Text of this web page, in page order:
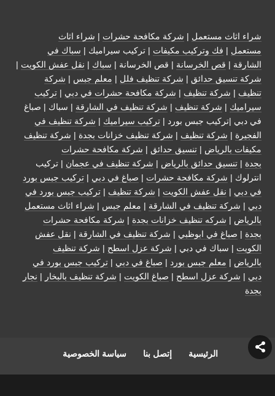
شراء اثاث مستعمل | شركة مكافحة حشرات | شراء اثاث
مستعمل | فك وتركيب مكيفات | تركيب سيراميك | سباك في
الشارقة | قص الخرسانة | قص الخرسانة | سباك | نقل عفش الكويت |
شركة تنسيق حدائق | شركة تنظيف فلل | معلم جبس | شركة
تنظيف | شركة تنظيف | شركة مكافحة حشرات في دبي | تركيب
سيراميك | شركة تنظيف | شركة تنظيف في الشارقة | سباك | صباغ
في دبي |تركيب جبس بورد | تركيب سيراميك | شركة تنظيف في
الفجيرة | شركة تنظيف | شركة تنظيف خزانات بجدة | شركة تنظيف
مكيفات بالرياض | تنسيق حدائق | شركة مكافحة حشرات
بجدة | تنسيق حدائق بالرياض | شركة تنظيف في عجمان | تركيب
انترلوك | شركة مكافحة حشرات | صباغ في دبي | تركيب جبس بورد
في دبي | نقل عفش الكويت | شركة تنظيف | تركيب جبس بورد في
دبي | شركة تنظيف في الشارقة | معلم جبس | شراء اثاث مستعمل
بالرياض | شركه تنظيف خزانات بجدة | شركة مكافحة حشرات
بجدة | صباغ في ابوظبي | شركة تنظيف في الشارقة | نقل عفش
الكويت | سباك في دبي | شركة عزل اسطح | شركة تنظيف
بالرياض | معلم جبس بورد | صباغ في دبي | تركيب جبس بورد في
دبي | شركة عزل اسطح | صباغ الكويت | شركة تنظيف بالبخار | نجار
بجدة
الرئيسية إتصل بنا سياسة الخصوصية